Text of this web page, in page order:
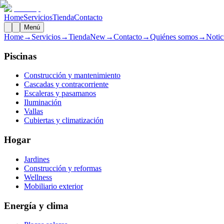
HomeServiciosTiendaContacto
Menú
Home→ Servicios→TiendaNew→Contacto→Quiénes somos→
Piscinas
Construcción y mantenimiento
Cascadas y contracorriente
Escaleras y pasamanos
Iluminación
Vallas
Cubiertas y climatización
Hogar
Jardines
Construcción y reformas
Wellness
Mobiliario exterior
Energía y clima